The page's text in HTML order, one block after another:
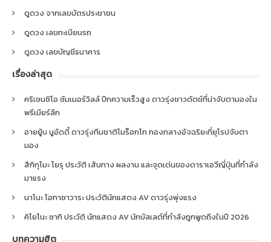
ดูดวง จากเลขบัตรประชาชน
ดูดวง เลขทะเบียนรถ
ดูดวง เลขบัญชีธนาคาร
เรื่องล่าสุด
คริเซนซิโอ ซัมเมอร์วิลล์ ปีกความเร็วสูง ดาวรุ่งชาวดัตช์ที่น่าจับตามองใน
พรีเมียร์ลีก
อายยู้บ บูอัดดี้ ดาวรุ่งทีมชาติโมร็อกโก กองกลางอัจฉริยะที่ยุโรปจับตา
มอง
สึกิกุโมะ โยรุ ประวัติ เส้นทาง ผลงาน และจุดเด่นของดาราเอวีญี่ปุ่นที่กำลัง
มาแรง
นาโนะ โอกาซาวาระ ประวัตินักแสดง AV ดาวรุ่งพุ่งแรง
คิโยโนะ ซากิ ประวัติ นักแสดง AV นักบัลเลต์ที่กำลังถูกพูดถึงในปี 2026
บทความฮิต